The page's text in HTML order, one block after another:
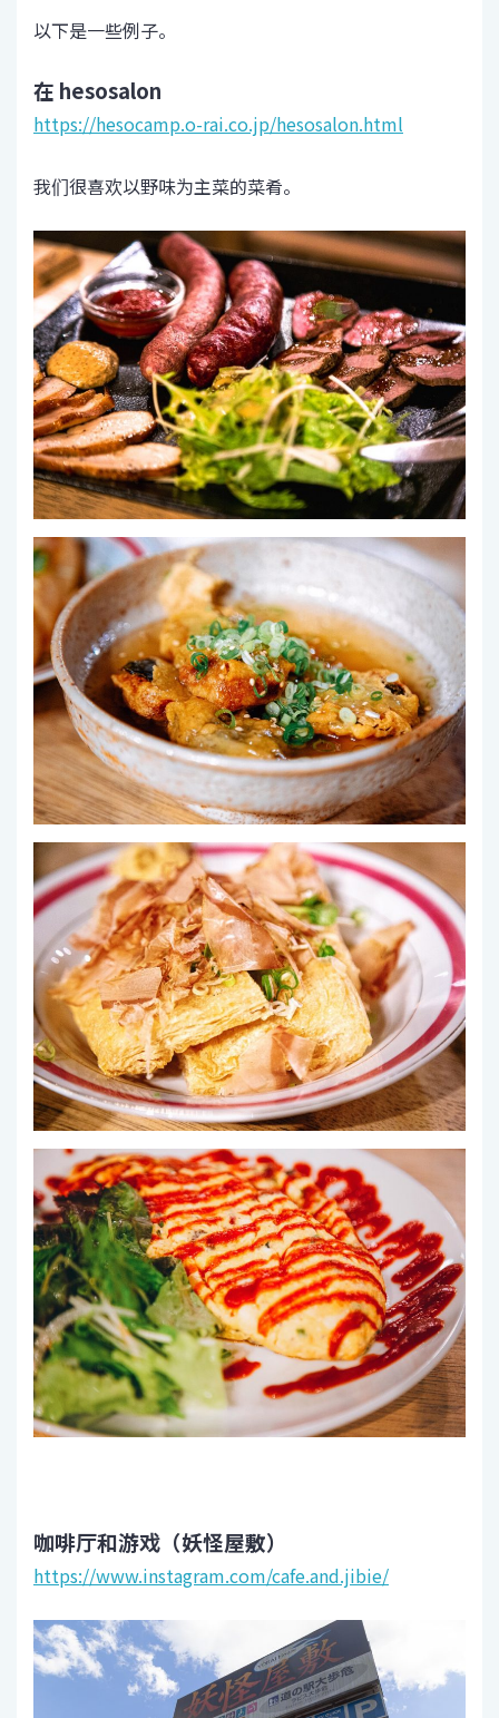
以下是一些例子。
在 hesosalon
https://hesocamp.o-rai.co.jp/hesosalon.html
我们很喜欢以野味为主菜的菜肴。
咖啡厅和游戏（妖怪屋敷）
https://www.instagram.com/cafe.and.jibie/